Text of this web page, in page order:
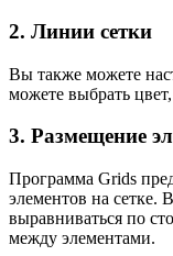
2. Линии сетки
Вы также можете
можете выбрать
3. Размещение
Программа Grids
элементов на сетке.
выравниваться по
между элементами.